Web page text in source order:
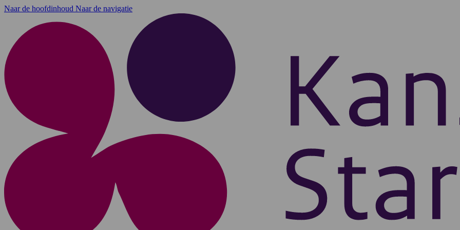
Naar de hoofdinhoud Naar de navigatie